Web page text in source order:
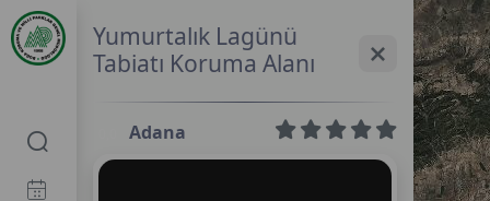
Yumurtalık Lagünü
Tabiatı Koruma Alanı
Adana